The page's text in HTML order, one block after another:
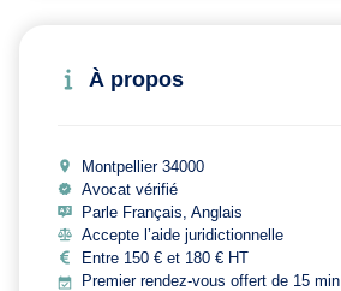
À propos
Montpellier 34000
Avocat vérifié
Parle Français, Anglais
Accepte l’aide juridictionnelle
Entre 150 € et 180 € HT
Premier rendez-vous offert de 15 min